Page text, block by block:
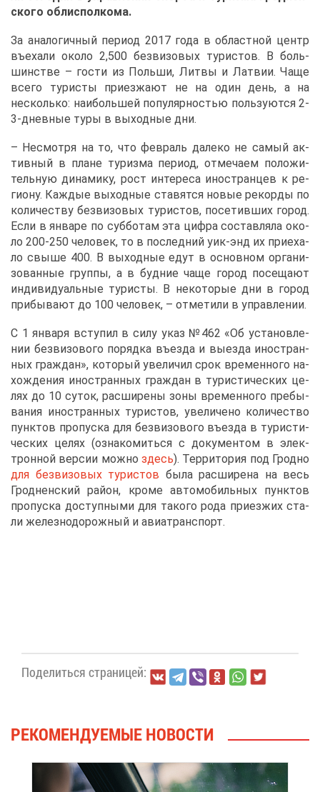
ско­го обл­ис­пол­ко­ма.
За ана­ло­гич­ный пе­ри­од 2017 го­да в об­ласт­ной центр
въе­ха­ли око­ло 2,500 без­ви­зо­вых ту­ри­стов. В боль­
шин­стве – го­сти из Поль­ши, Лит­вы и Лат­вии. Ча­ще
все­го ту­ри­сты при­ез­жа­ют не на один день, а на
несколь­ко: наи­боль­шей по­пу­ляр­но­стью поль­зу­ют­ся 2-
3-днев­ные ту­ры в вы­ход­ные дни.
– Несмот­ря на то, что фев­раль да­ле­ко не са­мый ак­
тив­ный в плане ту­риз­ма пе­ри­од, от­ме­ча­ем по­ло­жи­
тель­ную ди­на­ми­ку, рост ин­те­ре­са ино­стран­цев к ре­
ги­о­ну. Каж­дые вы­ход­ные ста­вят­ся но­вые ре­кор­ды по
ко­ли­че­ству без­ви­зо­вых ту­ри­стов, по­се­тив­ших го­род.
Ес­ли в ян­ва­ре по суб­бо­там эта циф­ра со­став­ля­ла око­
ло 200-250 че­ло­век, то в по­след­ний уик-энд их при­е­ха­
ло свы­ше 400. В вы­ход­ные едут в ос­нов­ном ор­га­ни­
зо­ван­ные груп­пы, а в буд­ние ча­ще го­род по­се­ща­ют
ин­ди­ви­ду­аль­ные ту­ри­сты. В неко­то­рые дни в го­род
при­бы­ва­ют до 100 че­ло­век, – от­ме­ти­ли в управ­ле­нии.
С 1 ян­ва­ря всту­пил в си­лу указ №462 «Об уста­нов­ле­
нии без­ви­зо­во­го по­ряд­ка въез­да и вы­ез­да ино­стран­
ных граж­дан», ко­то­рый уве­ли­чил срок вре­мен­но­го на­
хож­де­ния ино­стран­ных граж­дан в ту­ри­сти­че­ских це­
лях до 10 су­ток, рас­ши­ре­ны зо­ны вре­мен­но­го пре­бы­
ва­ния ино­стран­ных ту­ри­стов, уве­ли­че­но ко­ли­че­ство
пунк­тов про­пус­ка для без­ви­зо­во­го въез­да в ту­ри­сти­
че­ских це­лях (озна­ко­мить­ся с до­ку­мен­том в элек­
трон­ной вер­сии мож­но здесь). Тер­ри­то­рия под Грод­но
для без­ви­зо­вых ту­ри­стов бы­ла рас­ши­ре­на на весь
Грод­нен­ский рай­он, кро­ме ав­то­мо­биль­ных пунк­тов
про­пус­ка до­ступ­ны­ми для та­ко­го ро­да при­ез­жих ста­
ли же­лез­но­до­рож­ный и авиа­транс­порт.
По­де­лить­ся стра­ни­цей:
РЕ­КО­МЕН­ДУ­Е­МЫЕ НО­ВО­СТИ